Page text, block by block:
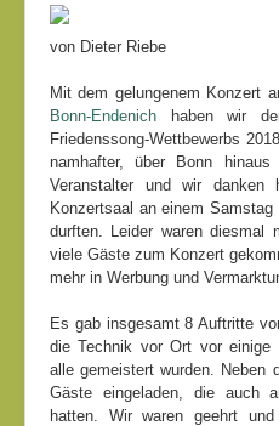
von Dieter Riebe
Mit dem gelungenem Konzert
Bonn-Endenich haben wir
Friedenssong-Wettbewerbs
namhafter, über Bonn hinaus
Veranstalter und wir
Konzertsaal an einem
durften. Leider waren diesmal
viele Gäste zum Konzert
mehr in Werbung und
Es gab insgesamt 8 Auftritte
die Technik vor Ort vor einige
alle gemeistert wurden. Neben
Gäste eingeladen, die auch
hatten. Wir waren geehrt